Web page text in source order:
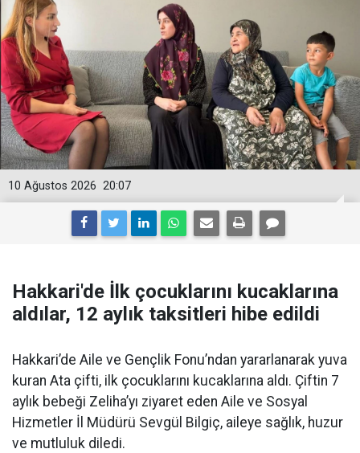
20:07
10 Ağustos 2026
Hakkari'de İlk çocuklarını kucaklarına
aldılar, 12 aylık taksitleri hibe edildi
Hakkari’de Aile ve Gençlik Fonu’ndan yararlanarak yuva
kuran Ata çifti, ilk çocuklarını kucaklarına aldı. Çiftin 7
aylık bebeği Zeliha’yı ziyaret eden Aile ve Sosyal
Hizmetler İl Müdürü Sevgül Bilgiç, aileye sağlık, huzur
ve mutluluk diledi.